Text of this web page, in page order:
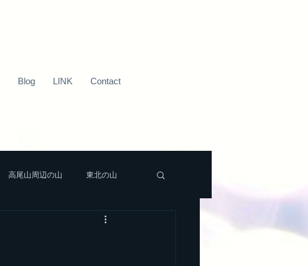
Blog LINK Contact
高尾山周辺の山 東北の山